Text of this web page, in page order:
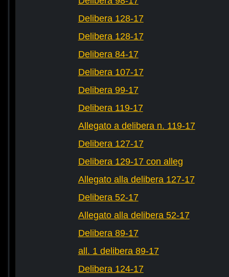
Delibera 128-17
Delibera 128-17
Delibera 84-17
Delibera 107-17
Delibera 99-17
Delibera 119-17
Allegato a delibera n. 119-17
Delibera 127-17
Delibera 129-17 con alleg
Allegato alla delibera 127-17
Delibera 52-17
Allegato alla delibera 52-17
Delibera 89-17
all. 1 delibera 89-17
Delibera 124-17